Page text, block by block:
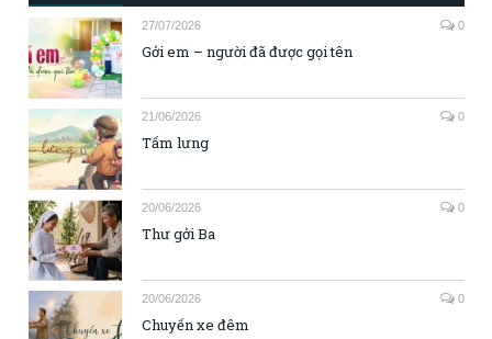
27/07/2026 0
Gởi em – người đã được gọi tên
21/06/2026 0
Tấm lưng
20/06/2026 0
Thư gởi Ba
20/06/2026 0
Chuyến xe đêm